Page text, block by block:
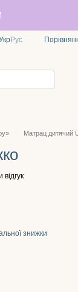
Рус
Матрац дитячий
знижки